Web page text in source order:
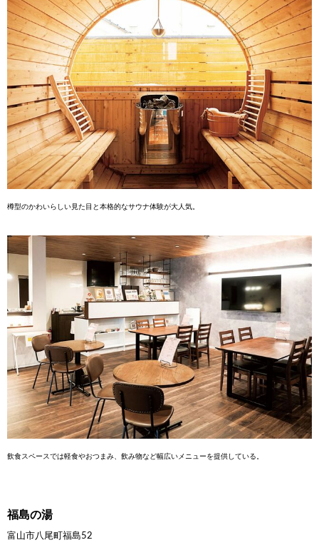
樽型のかわいらしい見た目と本格的なサウナ体験が大人気。
飲食スペースでは軽食やおつまみ、飲み物など幅広いメニューを提供している。
福島の湯
富山市八尾町福島52